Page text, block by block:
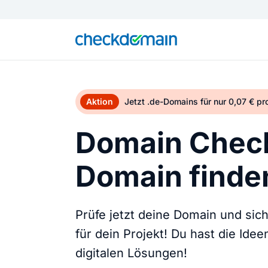
Aktion Jetzt .de-Domains für nur 0,07 €
Domain
Domain
Prüfe jetzt deine Domain und
für dein Projekt! Du hast die
digitalen Lösungen!